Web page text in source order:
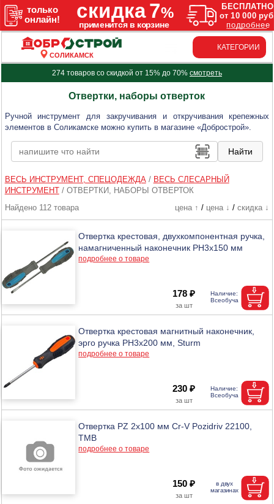
СОЛИКАМСК
КАТЕГОРИИ
274 товаров со скидкой от 15% до 70% смотреть
Отвертки, наборы отверток
Ручной инструмент для закручивания и откручивания крепежных
элементов в Соликамске можно купить в магазине «Добрострой».
ВЕСЬ ИНСТРУМЕНТ, СПЕЦОДЕЖДА/ ВЕСЬ СЛЕСАРНЫЙ
ИНСТРУМЕНТ/ ОТВЕРТКИ, НАБОРЫ ОТВЕРТОК
Найдено 112 товара
цена ↑ / цена ↓ / скидка ↓
Отвертка крестовая, двухкомпонентная ручка,
намагниченный наконечник PH3х150 мм
подробнее о товаре
178 ₽
Отвертка крестовая магнитный наконечник,
эрго ручка PH3х200 мм, Sturm
подробнее о товаре
230 ₽
Отвертка PZ 2х100 мм Cr-V Pozidriv 22100,
ТМВ
подробнее о товаре
150 ₽